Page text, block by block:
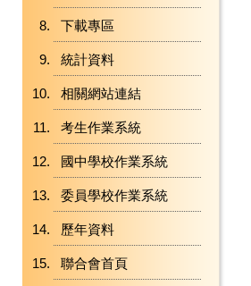
下載專區
統計資料
相關網站連結
考生作業系統
國中學校作業系統
委員學校作業系統
歷年資料
聯合會首頁